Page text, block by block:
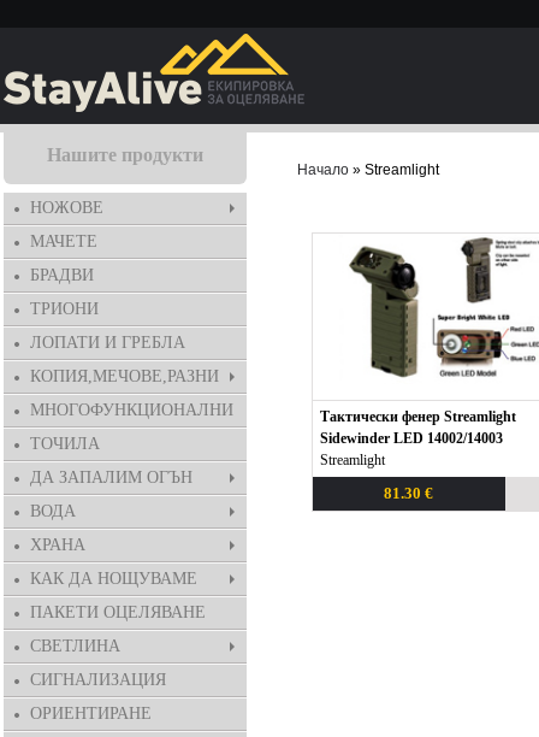
Нашите продукти
НОЖОВЕ
МАЧЕТЕ
БРАДВИ
ТРИОНИ
ЛОПАТИ И ГРЕБЛА
КОПИЯ,МЕЧОВЕ,РАЗНИ
МНОГОФУНКЦИОНАЛНИ
ТОЧИЛА
ДА ЗАПАЛИМ ОГЪН
ВОДА
ХРАНА
КАК ДА НОЩУВАМЕ
ПАКЕТИ ОЦЕЛЯВАНЕ
СВЕТЛИНА
СИГНАЛИЗАЦИЯ
ОРИЕНТИРАНЕ
Начало» Streamlight
Тактически фенер Streamlight
Sidewinder LED 14002/14003
Streamlight
81.30 €